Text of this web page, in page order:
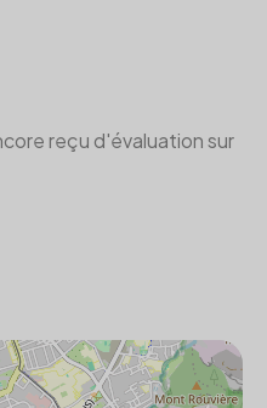
reçu d'évaluation sur